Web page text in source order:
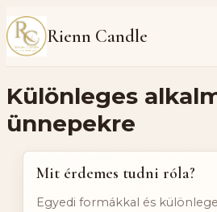
Rienn Candle
Különleges
ünnepekre
Mit érdemes tudni róla?
Egyedi formákkal és